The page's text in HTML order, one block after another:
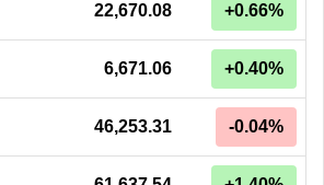
22,670.08 +0.66%
6,671.06 +0.40%
46,253.31 -0.04%